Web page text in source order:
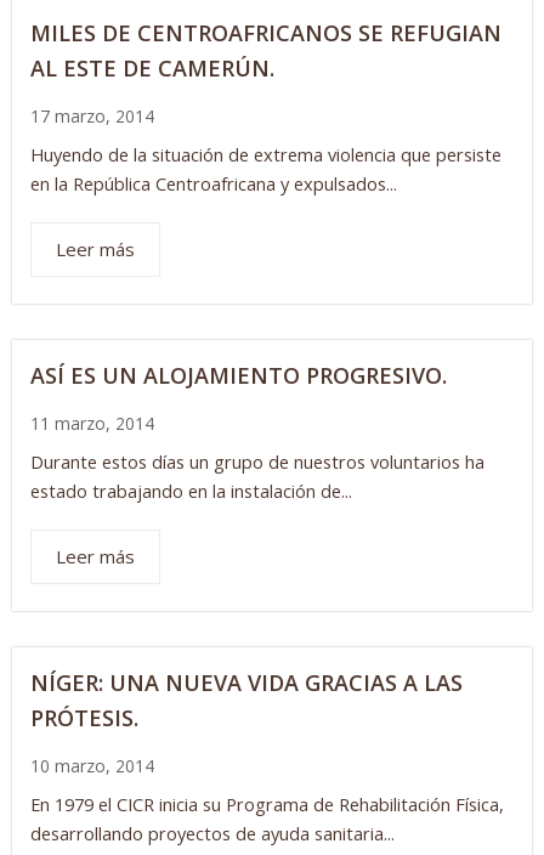
MILES DE CENTROAFRICANOS SE REFUGIAN
AL ESTE DE CAMERÚN.
17 marzo, 2014
Huyendo de la situación de extrema violencia que persiste
en la República Centroafricana y expulsados...
Leer más
ASÍ ES UN ALOJAMIENTO PROGRESIVO.
11 marzo, 2014
Durante estos días un grupo de nuestros voluntarios ha
estado trabajando en la instalación de...
Leer más
NÍGER: UNA NUEVA VIDA GRACIAS A LAS
PRÓTESIS.
10 marzo, 2014
En 1979 el CICR inicia su Programa de Rehabilitación Física,
desarrollando proyectos de ayuda sanitaria...